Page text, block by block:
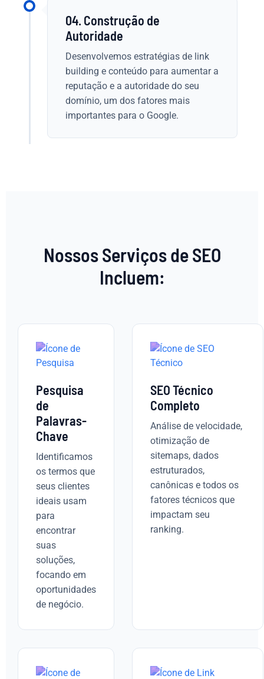
04. Construção de
Autoridade
Desenvolvemos estratégias de link
building e conteúdo para aumentar a
reputação e a autoridade do seu
domínio, um dos fatores mais
importantes para o Google.
Nossos Serviços de SEO
Incluem:
Pesquisa
de
Palavras-
Chave
Identificamos
os termos que
seus clientes
ideais usam
para
encontrar
suas
soluções,
focando em
oportunidades
de negócio.
SEO Técnico
Completo
Análise de velocidade,
otimização de
sitemaps, dados
estruturados,
canônicas e todos os
fatores técnicos que
impactam seu
ranking.